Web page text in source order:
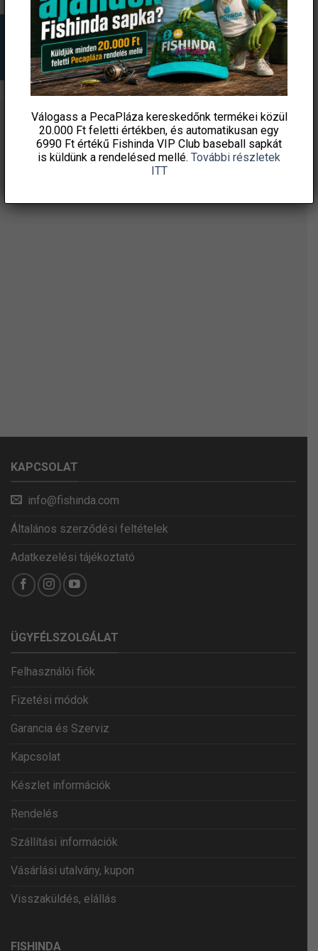
ÉRTESÜLJ ELSŐKÉNT! IRATKOZZ FEL A
HÍRLEVELÜNKRE!
KAPCSOLAT
info@fishinda.com
Általános szerződési feltételek
Adatkezelési tájékoztató
ÜGYFÉLSZOLGÁLAT
Felhasználói fiók
Fizetési módok
Garancia és Szerviz
Kapcsolat
Készlet információk
Rendelés
Szállítási információk
Vásárlási utalvány, kupon
Visszaküldés, elállás
FISHINDA
Válogass a PecaPláza kereskedőnk termékei közül
20.000 Ft feletti értékben, és automatikusan egy
6990 Ft értékű Fishinda VIP Club baseball sapkát
is küldünk a rendelésed mellé. További részletek
ITT